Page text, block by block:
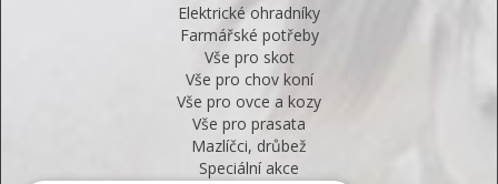
Elektrické ohradníky
Farmářské potřeby
Vše pro skot
Vše pro chov koní
Vše pro ovce a kozy
Vše pro prasata
Mazlíčci, drůbež
Speciální akce